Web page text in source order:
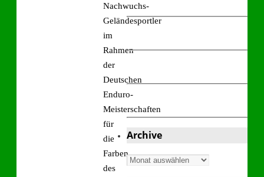
Nachwuchs-
Geländesportler
im
Rahmen
der
Deutschen
Enduro-
Meisterschaften
für
die
Farben
des
Archive
Archive